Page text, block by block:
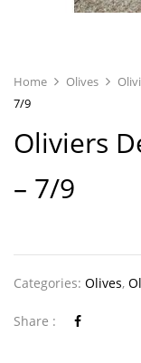
Home Olives
7/9
Oliviers
– 7/9
Categories: Olives,
Share :